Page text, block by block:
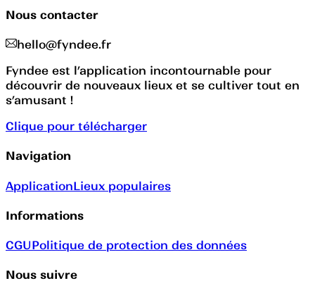
Nous contacter
hello@fyndee.fr
Fyndee est l’application incontournable pour
découvrir de nouveaux lieux et se cultiver tout en
s’amusant !
Clique pour télécharger
Navigation
ApplicationLieux populaires
Informations
CGUPolitique de protection des données
Nous suivre